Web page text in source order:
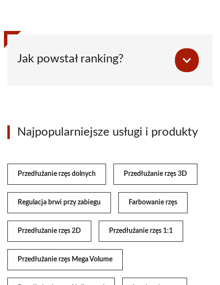
Jak powstał ranking?
Najpopularniejsze usługi i produkty
Przedłużanie rzęs dolnych Przedłużanie rzęs 3D
Regulacja brwi przy zabiegu Farbowanie rzęs
Przedłużanie rzęs 2D Przedłużanie rzęs 1:1
Przedłużanie rzęs Mega Volume